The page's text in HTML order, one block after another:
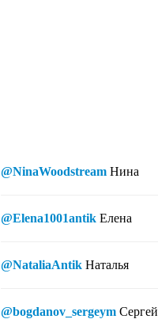
@NinaWoodstream Нина
@Elena1001antik Елена
@NataliaAntik Наталья
@bogdanov_sergeym Сергей